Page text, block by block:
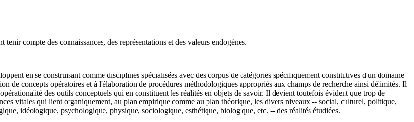
compte des connaissances, des représentations et des valeurs endogènes.
en se construisant comme disciplines spécialisées avec des corpus de catégories spécifiquement constitutives d'un domaine
de concepts opératoires et à l'élaboration de procédures méthodologiques appropriés aux champs de recherche ainsi délimités. Il
des outils conceptuels qui en constituent les réalités en objets de savoir. Il devient toutefois évident que trop de
vitales qui lient organiquement, au plan empirique comme au plan théorique, les divers niveaux -- social, culturel, politique,
idéologique, psychologique, physique, sociologique, esthétique, biologique, etc. -- des réalités étudiées.